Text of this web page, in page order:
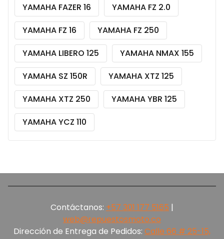
YAMAHA FAZER 16
YAMAHA FZ 2.0
YAMAHA FZ 16
YAMAHA FZ 250
YAMAHA LIBERO 125
YAMAHA NMAX 155
YAMAHA SZ 150R
YAMAHA XTZ 125
YAMAHA XTZ 250
YAMAHA YBR 125
YAMAHA YCZ 110
Contáctanos: +57 301 177 5165‬ |
web@repuestosmoto.co
Dirección de Entrega de Pedidos: Calle 66 # 25-15,